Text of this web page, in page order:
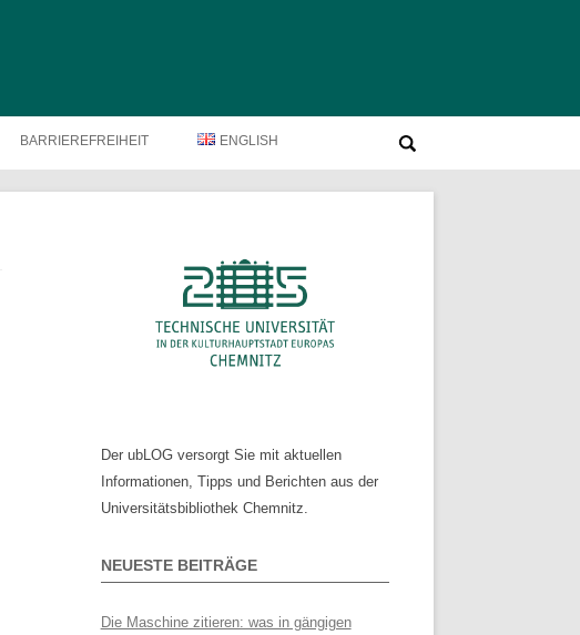
BARRIEREFREIHEIT ENGLISH
nach:
Der ubLOG versorgt Sie mit aktuellen
Informationen, Tipps und Berichten aus der
Universitätsbibliothek Chemnitz.
NEUESTE BEITRÄGE
Die Maschine zitieren: was in gängigen